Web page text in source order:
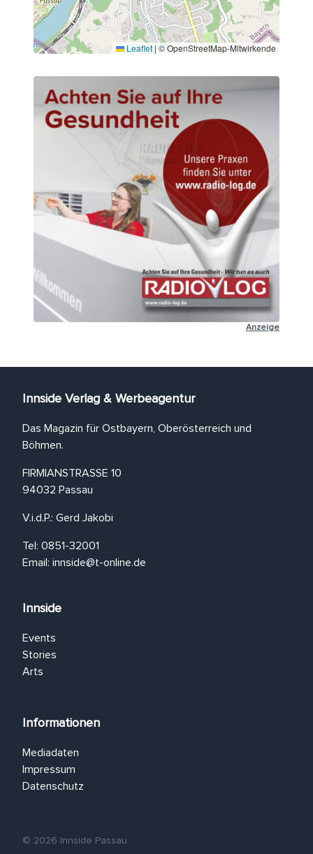
Leaflet | © OpenStreetMap-Mitwirkende
Anzeige
Innside Verlag & Werbeagentur
Das Magazin für Ostbayern, Oberösterreich und
Böhmen.
FIRMIANSTRASSE 10
94032 Passau
V.i.d.P.: Gerd Jakobi
Tel: 0851-32001
Email: innside@t-online.de
Innside
Events
Stories
Arts
Informationen
Mediadaten
Impressum
Datenschutz
© 2026 Innside Passau